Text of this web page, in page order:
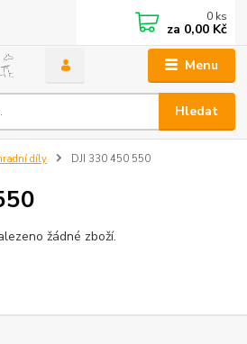
Menu
Hledat
0 ks
za 0,00 Kč
díly DJI 330 450 550
žádné zboží.